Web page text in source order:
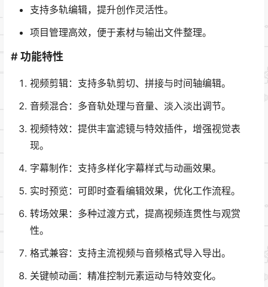
支持多轨编辑，提升创作灵活性。
项目管理高效，便于素材与输出文件整理。
# 功能特性
视频剪辑：支持多轨剪切、拼接与时间轴编辑。
音频混合：多音轨处理与音量、淡入淡出调节。
视频特效：提供丰富滤镜与特效插件，增强视觉表
现。
字幕制作：支持多样化字幕样式与动画效果。
实时预览：可即时查看编辑效果，优化工作流程。
转场效果：多种过渡方式，提高视频连贯性与观赏
性。
格式兼容：支持主流视频与音频格式导入导出。
关键帧动画：精准控制元素运动与特效变化。